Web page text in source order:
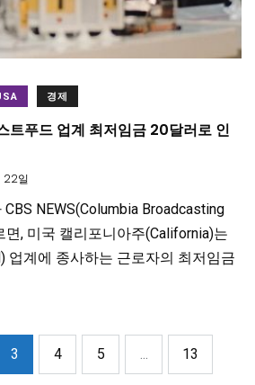
경제
트푸드 업계 최저임금 20달러로 인
22일
NEWS(Columbia Broadcasting
, 미국 캘리포니아주(California)는
업계에 종사하는 근로자의 최저임금
3 4 5 ... 13